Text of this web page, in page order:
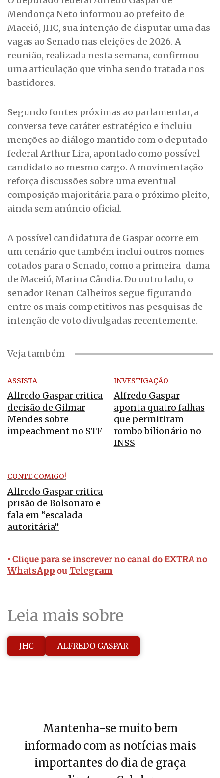
Mendonça Neto informou ao prefeito de
Maceió, JHC, sua intenção de disputar uma das
vagas ao Senado nas eleições de 2026. A
reunião, realizada nesta semana, confirmou
uma articulação que vinha sendo tratada nos
bastidores.
Segundo fontes próximas ao parlamentar, a
conversa teve caráter estratégico e incluiu
menções ao diálogo mantido com o deputado
federal Arthur Lira, apontado como possível
candidato ao mesmo cargo. A movimentação
reforça discussões sobre uma eventual
composição majoritária para o próximo pleito,
ainda sem anúncio oficial.
A possível candidatura de Gaspar ocorre em
um cenário que também inclui outros nomes
cotados para o Senado, como a primeira-dama
de Maceió, Marina Cândia. Do outro lado, o
senador Renan Calheiros segue figurando
entre os mais competitivos nas pesquisas de
intenção de voto divulgadas recentemente.
Veja também
ASSISTA
Alfredo Gaspar critica
decisão de Gilmar
Mendes sobre
impeachment no STF
INVESTIGAÇÃO
Alfredo Gaspar
aponta quatro falhas
que permitiram
rombo bilionário no
INSS
CONTE COMIGO!
Alfredo Gaspar critica
prisão de Bolsonaro e
fala em “escalada
autoritária”
• Clique para se inscrever no canal do EXTRA no
WhatsApp ou Telegram
Leia mais sobre
JHC ALFREDO GASPAR
Mantenha-se muito bem
informado com as notícias mais
importantes do dia de graça